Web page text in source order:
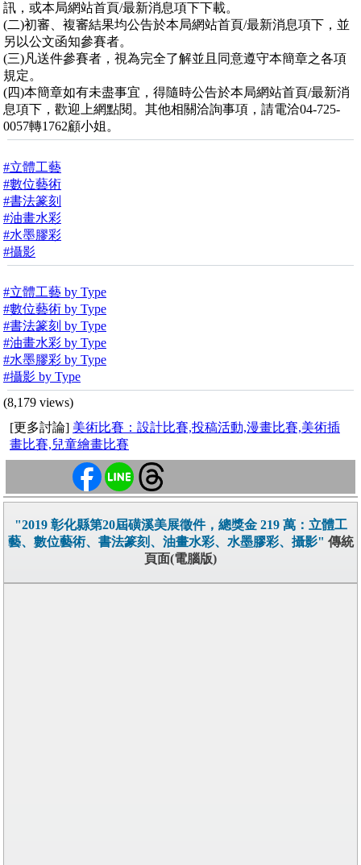
訊，或本局網站首頁/最新消息項下下載。
(二)初審、複審結果均公告於本局網站首頁/最新消息項下，並
另以公文函知參賽者。
(三)凡送件參賽者，視為完全了解並且同意遵守本簡章之各項
規定。
(四)本簡章如有未盡事宜，得隨時公告於本局網站首頁/最新消
息項下，歡迎上網點閱。其他相關洽詢事項，請電洽04-725-
0057轉1762顧小姐。
#立體工藝
#數位藝術
#書法篆刻
#油畫水彩
#水墨膠彩
#攝影
#立體工藝 by Type
#數位藝術 by Type
#書法篆刻 by Type
#油畫水彩 by Type
#水墨膠彩 by Type
#攝影 by Type
(8,179 views)
[更多討論] 美術比賽：設計比賽,投稿活動,漫畫比賽,美術插
畫比賽,兒童繪畫比賽
"2019 彰化縣第20屆磺溪美展徵件，總獎金 219 萬：立體工
藝、數位藝術、書法篆刻、油畫水彩、水墨膠彩、攝影" 傳統
頁面(電腦版)